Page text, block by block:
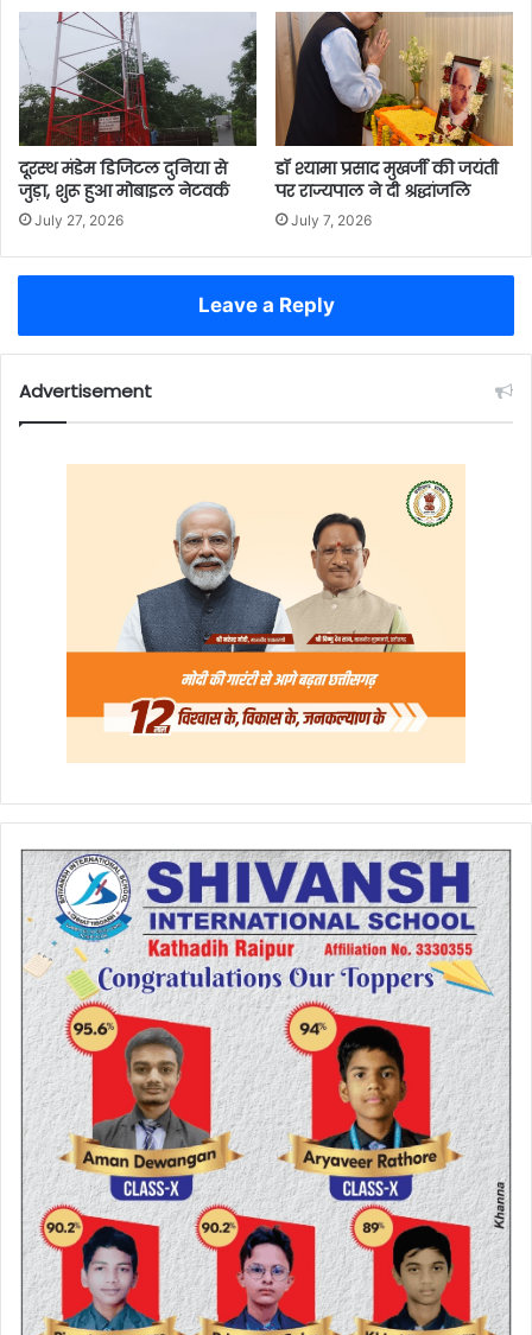
दूरस्थ मंडेम डिजिटल दुनिया से
जुड़ा, शुरू हुआ मोबाइल नेटवर्क
July 27, 2026
डॉ श्यामा प्रसाद मुखर्जी की जयंती
पर राज्यपाल ने दी श्रद्धांजलि
July 7, 2026
Leave a Reply
Advertisement